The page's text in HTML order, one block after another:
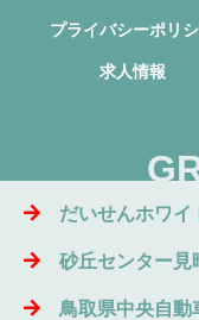
プライバシーポリ
求人情報
だいせんホワイ
砂丘センター見
鳥取県中央自動